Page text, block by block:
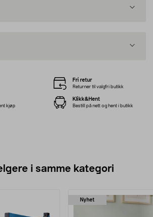
Fri retur
Returner til valgfri butikk
kjøp
Klikk&Hent
Bestill på nett og hent i butikk
i samme kategori
Nyhet